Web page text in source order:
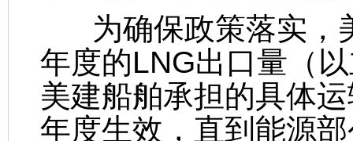
为确保政策落实，
年度的LNG出口量（
美建船舶承担的具体
年度生效，直到能源